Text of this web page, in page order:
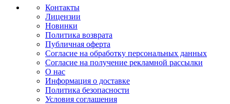
Контакты
Лицензии
Новинки
Политика возврата
Публичная оферта
Согласие на обработку персональных данных
Согласие на получение рекламной рассылки
О нас
Информация о доставке
Политика безопасности
Условия соглашения